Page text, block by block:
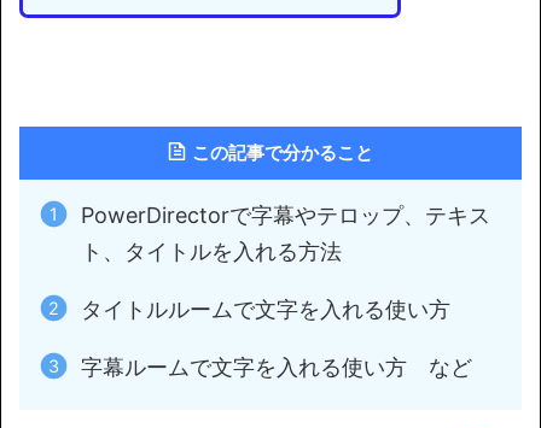
この記事で分かること
PowerDirectorで字幕やテロップ、テキス
ト、タイトルを入れる方法
タイトルルームで文字を入れる使い方
字幕ルームで文字を入れる使い方 など